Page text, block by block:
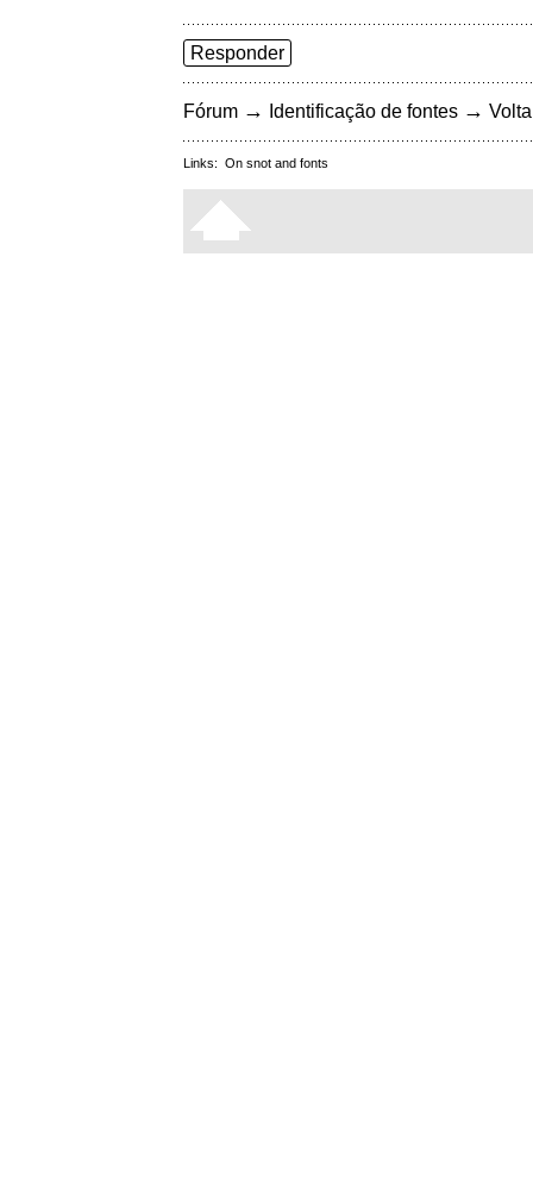
Responder
Fórum → Identificação de fontes →
Links: On snot and fonts